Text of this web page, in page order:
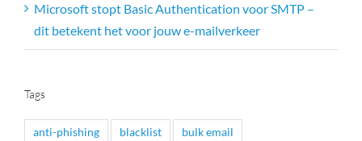
Microsoft stopt Basic Authentication voor SMTP –
dit betekent het voor jouw e-mailverkeer
Tags
anti-phishing blacklist bulk email